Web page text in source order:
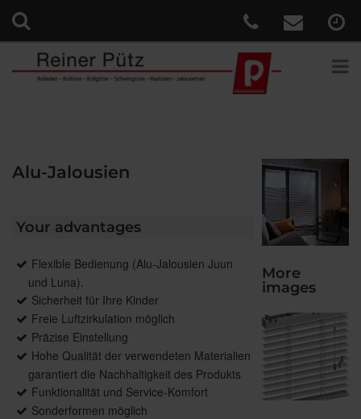
Alu-Jalousien
Your advantages
Flexible Bedienung (Alu-Jalousien Juun
und Luna).
Sicherheit für Ihre Kinder
Freie Luftzirkulation möglich
Präzise Einstellung
Hohe Qualität der verwendeten Materialien
garantiert die Nachhaltigkeit des Produkts
Funktionalität und Service-Komfort
Sonderformen möglich
More
images